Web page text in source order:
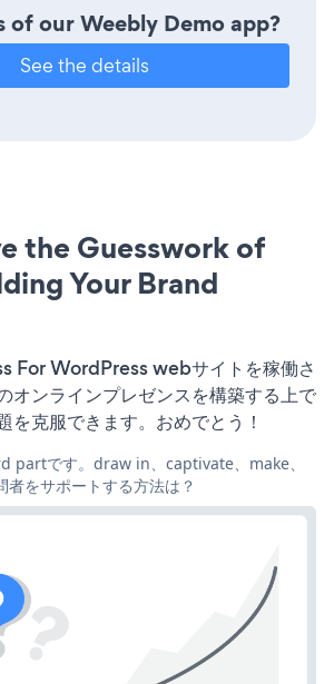
of our Weebly Demo app?
See the details
the Guesswork of
Your Brand
For WordPress webサイトを稼働さ
オンラインプレゼンスを構築する上で
を克服できます。おめでとう！
partです。draw in、captivate、make、
者をサポートする方法は？